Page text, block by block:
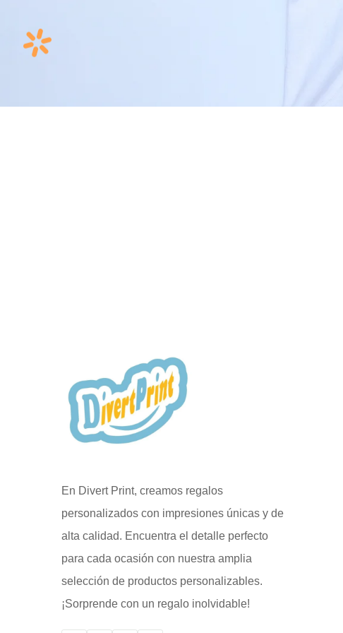
En Divert Print, creamos regalos
personalizados con impresiones únicas y de
alta calidad. Encuentra el detalle perfecto
para cada ocasión con nuestra amplia
selección de productos personalizables.
¡Sorprende con un regalo inolvidable!